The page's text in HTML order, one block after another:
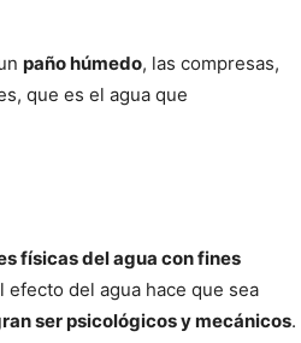
paño húmedo, las compresas,
que es el agua que
fí­sicas del agua con fines
efecto del agua hace que sea
ser psicológicos y mecánicos.